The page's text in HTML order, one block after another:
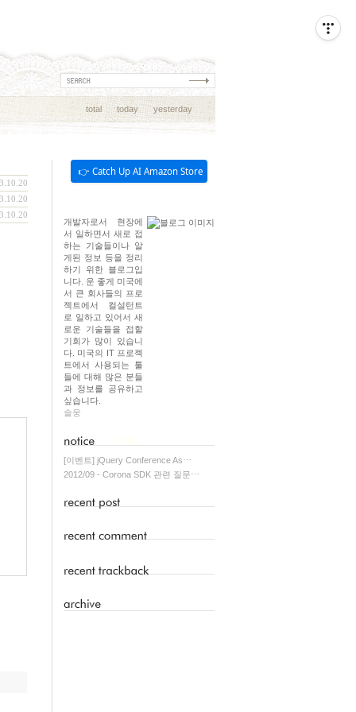
total today yesterday
👉 Catch Up AI Amazon Store
개발자로서 현장에
서 일하면서 새로 접
하는 기술들이나 알
게된 정보 등을 정리
하기 위한 블로그입
니다. 운 좋게 미국에
서 큰 회사들의 프로
젝트에서 컬설턴트
로 일하고 있어서 새
로운 기술들을 접할
기회가 많이 있습니
다. 미국의 IT 프로젝
트에서 사용되는 툴
들에 대해 많은 분들
과 정보를 공유하고
싶습니다.
솔웅
[이벤트] jQuery Conference As⋯
2012/09 - Corona SDK 관련 질문⋯